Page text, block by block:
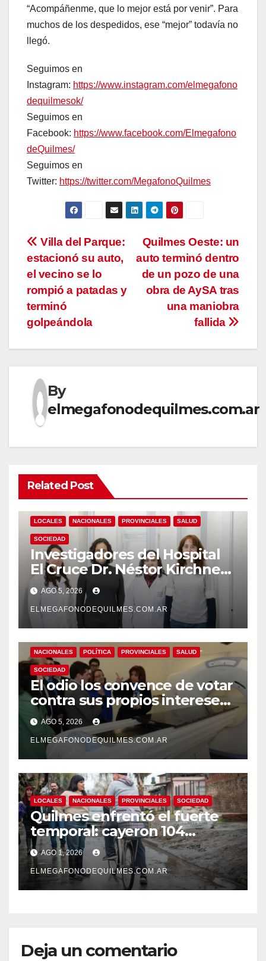
“Acompáñenme, que lo mejor está por venir”. Para
muchos de los despedidos, ese “mejor” todavía no
llegó.
Seguimos en
Instagram: https://www.instagram.com/elmegafono
dequilmesok/
Seguimos en
Facebook: https://www.facebook.com/Elmegafono
deQuilmes/
Seguimos en
Twitter: https://twitter.com/MegafonoQuilmes
Navegación
de
entradas
Quilmes Oeste: un
auto terminó dentro
de un pozo de una
obra de AySA tras
una maniobra
fallida
Villa del Parque:
estacionó su auto,
el vecino se lo
rompió a patadas y
terminó
golpeándola
By
elmegafonodequilmes.com.ar
Related Post
LOCALES NACIONALES PROVINCIALES SALUD
SOCIEDAD
Investigadores del Hospital
El Cruce Dr. Néstor Kirchner
desarrollan un estudio
pionero sobre el
envejecimiento cerebral y las
demencias
AGO 5, 2026
ELMEGAFONODEQUILMES.COM.AR
NACIONALES POLÍTICA PROVINCIALES SALUD
SOCIEDAD
El odio los convence de votar
contra sus propios intereses.
Una Sociedad atrapada en la
grieta
AGO 5, 2026
ELMEGAFONODEQUILMES.COM.AR
LOCALES NACIONALES PROVINCIALES SOCIEDAD
Quilmes enfrentó el fuerte
temporal: cayeron 104
milímetros de lluvia en 24
horas.
AGO 1, 2026
ELMEGAFONODEQUILMES.COM.AR
Deja un comentario